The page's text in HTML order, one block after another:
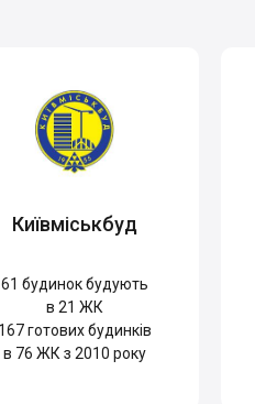
Київміськбуд
61 будинок будують
в 21 ЖК
167готових будинків
в 76 ЖК з 2010 року